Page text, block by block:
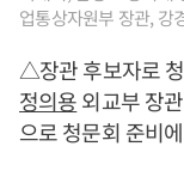
업통상자원부 장관, 강
△장관 후보자로
정의용외교부 장
으로 청문회 준비